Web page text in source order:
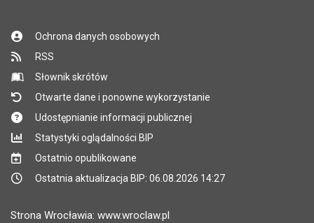
Ochrona danych osobowych
RSS
Słownik skrótów
Otwarte dane i ponowne wykorzystanie
Udostępnianie informacji publicznej
Statystyki oglądalności BIP
Ostatnio opublikowane
Ostatnia aktualizacja BIP: 06.08.2026 14:27
Strona Wrocławia: www.wroclaw.pl